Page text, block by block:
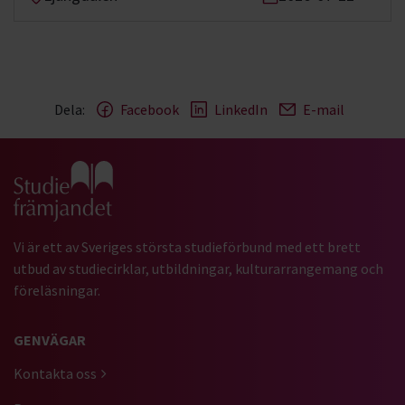
Dela: Facebook LinkedIn E-mail
Gå till studiefrämjandets startsida
Vi är ett av Sveriges största studieförbund med ett brett
utbud av studiecirklar, utbildningar, kulturarrangemang och
föreläsningar.
GENVÄGAR
Kontakta oss